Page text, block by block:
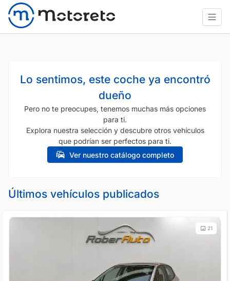
Lo sentimos, este coche ya encontró
dueño
Pero no te preocupes, tenemos muchas más opciones
para ti.
Explora nuestra selección y descubre otros vehículos
que podrían ser perfectos para ti.
Ver nuestro catálogo completo
Últimos vehículos publicados
21